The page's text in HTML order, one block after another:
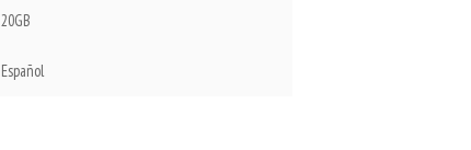
20GB
Español